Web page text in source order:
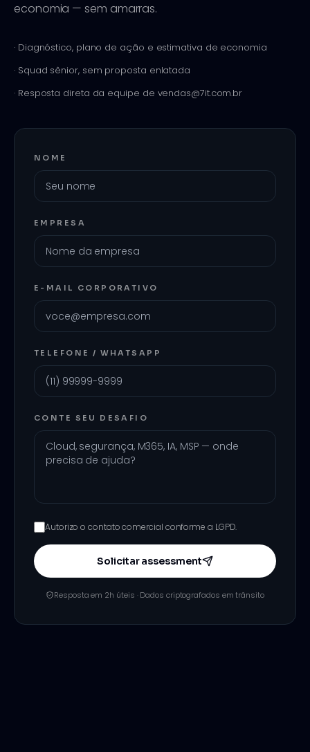
economia — sem amarras.
· Diagnóstico, plano de ação e estimativa de economia
· Squad sênior, sem proposta enlatada
· Resposta direta da equipe de vendas@7it.com.br
NOME
EMPRESA
E-MAIL CORPORATIVO
TELEFONE / WHATSAPP
CONTE SEU DESAFIO
Autorizo o contato comercial conforme a LGPD.
Solicitar assessment
Resposta em 2h úteis · Dados criptografados em trânsito